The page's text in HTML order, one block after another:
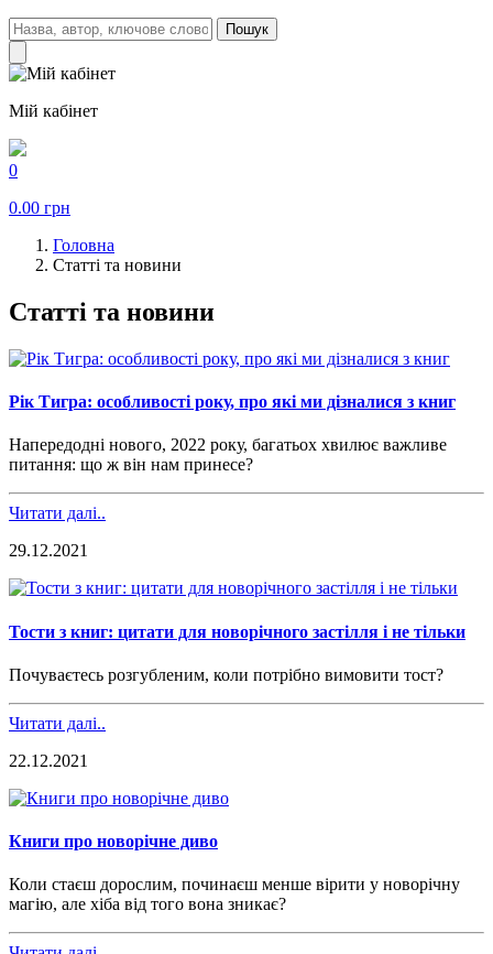
Пошук
Мій кабінет
0
0.00 грн
Головна
Статті та новини
Статті та новини
Рік Тигра: особливості року, про які ми дізналися з книг
Напередодні нового, 2022 року, багатьох хвилює важливе
питання: що ж він нам принесе?
Читати далі..
29.12.2021
Тости з книг: цитати для новорічного застілля і не тільки
Почуваєтесь розгубленим, коли потрібно вимовити тост?
Читати далі..
22.12.2021
Книги про новорічне диво
Коли стаєш дорослим, починаєш менше вірити у новорічну
магію, але хіба від того вона зникає?